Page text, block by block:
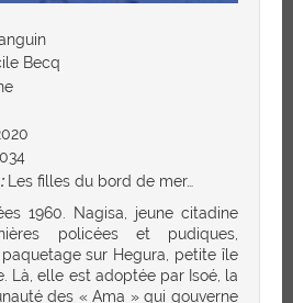
Becq
Les filles du bord de mer…
1960. Nagisa, jeune citadine
policées et pudiques,
sur Hegura, petite île
Là, elle est adoptée par Isoé, la
des « Ama » qui gouverne